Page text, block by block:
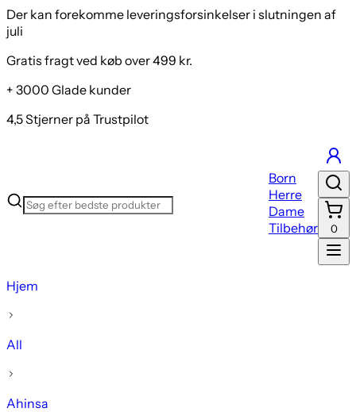
Der kan forekomme leveringsforsinkelser i slutningen af
juli
Gratis fragt ved køb over 499 kr.
+ 3000 Glade kunder
4,5 Stjerner på Trustpilot
Born
Herre
Dame
Tilbehør
0
Hjem
All
Ahinsa